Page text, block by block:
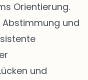
Orientierung.
Abstimmung und
und